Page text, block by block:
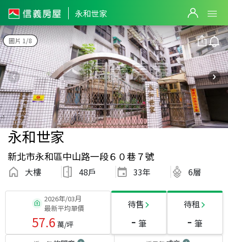
永和世家
圖片 1/8
永和世家
新北市永和區中山路一段６０巷７號
大樓 48戶 33年 6層
2026年/03月
最新平均單價
57.6 萬/坪
待售
- 筆
待租
- 筆